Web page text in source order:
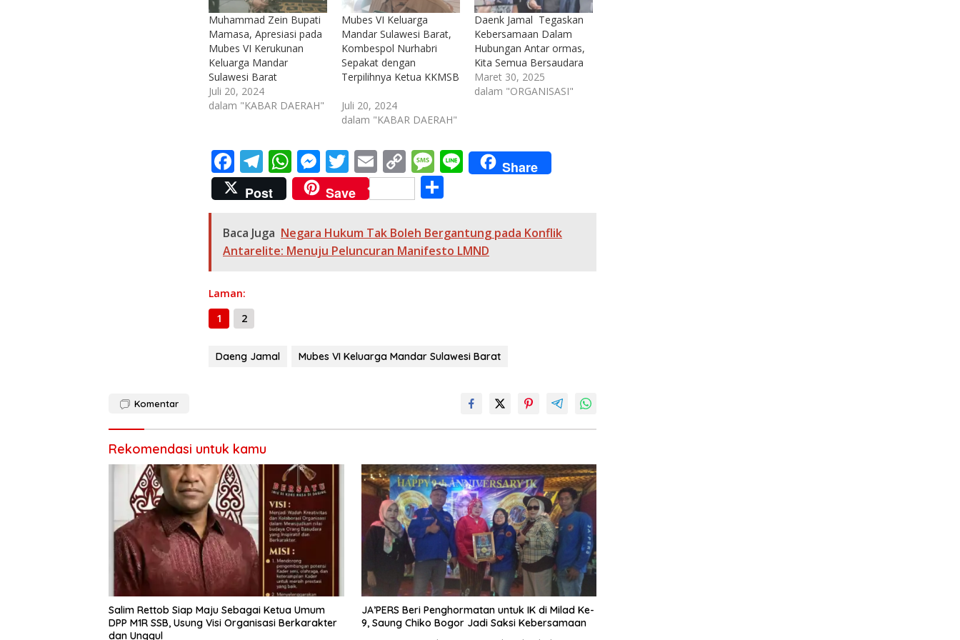
Muhammad Zein Bupati
Mamasa, Apresiasi pada
Mubes VI Kerukunan
Keluarga Mandar
Sulawesi Barat
Juli 20, 2024
dalam "KABAR DAERAH"
Mubes VI Keluarga
Mandar Sulawesi Barat,
Kombespol Nurhabri
Sepakat dengan
Terpilihnya Ketua KKMSB
Juli 20, 2024
dalam "KABAR DAERAH"
Daenk Jamal Tegaskan
Kebersamaan Dalam
Hubungan Antar ormas,
Kita Semua Bersaudara
Maret 30, 2025
dalam "ORGANISASI"
F
ac
e
b
o
k
T
el
e
gr
a
W
h
at
s
A
M
e
ss
e
n
T
w
itt
er
E
m
ai
l
C
o
p
y
Li
M
e
ss
a
g
Li
n
Share
Post
Save
ar
e
Baca Juga Negara Hukum Tak Boleh Bergantung pada Konflik
Antarelite: Menuju Peluncuran Manifesto LMND
Laman:
1
2
Daeng Jamal Mubes VI Keluarga Mandar Sulawesi Barat
Komentar
Rekomendasi untuk kamu
Salim Rettob Siap Maju Sebagai Ketua Umum
DPP M1R SSB, Usung Visi Organisasi Berkarakter
dan Unggul
‎JA’PERS Beri Penghormatan untuk IK di Milad Ke-
9, Saung Chiko Bogor Jadi Saksi Kebersamaan